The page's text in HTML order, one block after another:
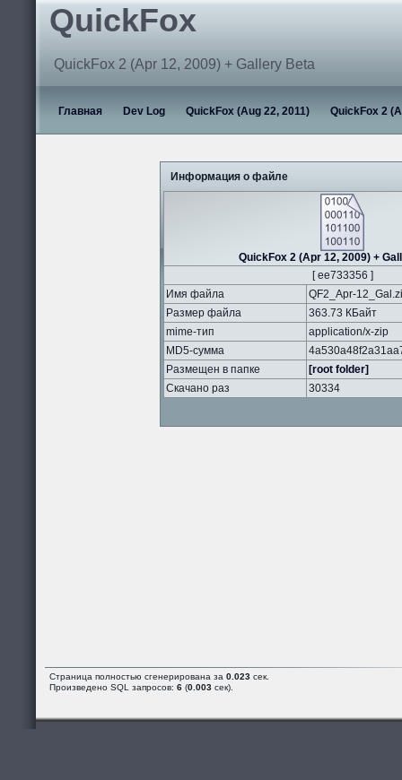
QuickFox
QuickFox 2 (Apr 12, 2009) + Gallery Beta
Главная Dev Log QuickFox (Aug 22, 2011) QuickFox 2
Информация о файле
QuickFox 2 (Apr 12, 2009) +
[ ee733356 ]
Имя файла
QF2_Apr-
Размер файла
363.73 КБайт
mime-тип
application/x-zip
MD5-сумма
Размещен в папке
[root folder]
Скачано раз
30334
Страница полностью сгенерирована за 0.023 сек.
Произведено SQL запросов: 6 (0.003 сек).